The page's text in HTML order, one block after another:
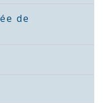
de